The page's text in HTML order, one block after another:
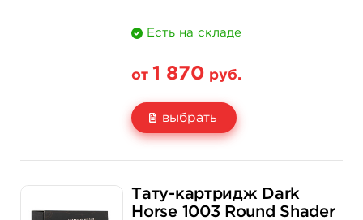
Есть на складе
от 1 870 руб.
выбрать
1 870 руб.
Тату-картридж Dark
Horse 1003 Round Shader